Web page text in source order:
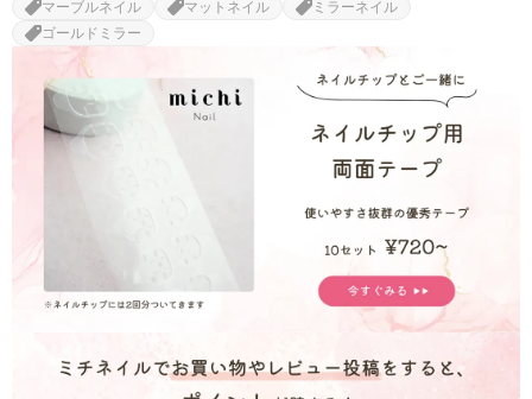
マーブルネイル マットネイル
ミラーネイル
ゴールドミラー